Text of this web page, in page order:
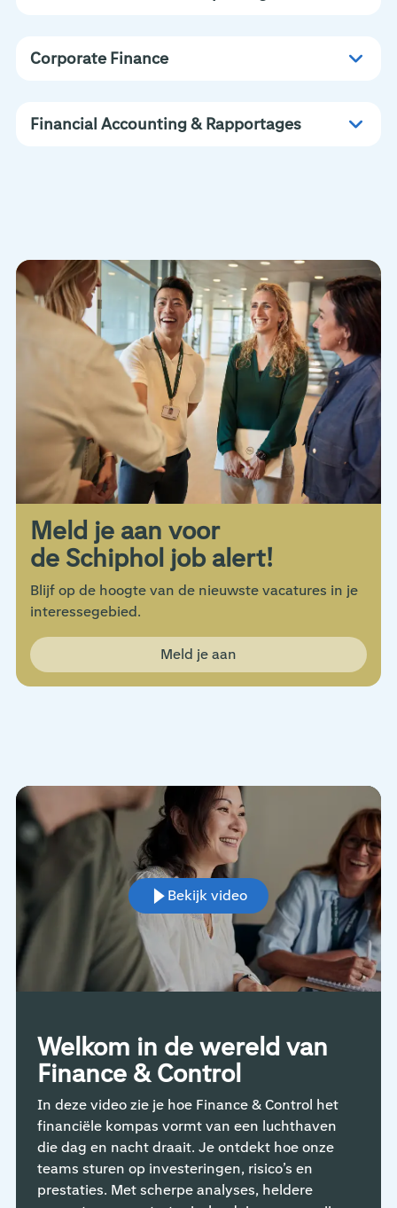
Corporate Finance
Financial Accounting & Rapportages
Meld je aan voor
de Schiphol job alert!
Blijf op de hoogte van de nieuwste vacatures in je
interessegebied.
Meld je aan
Bekijk video
Welkom in de wereld van
Finance & Control
In deze video zie je hoe Finance & Control het
financiële kompas vormt van een luchthaven
die dag en nacht draait. Je ontdekt hoe onze
teams sturen op investeringen, risico’s en
prestaties. Met scherpe analyses, heldere